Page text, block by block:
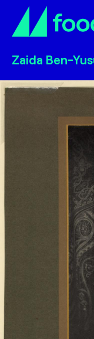
Zaida Ben-Yusuf
Zaida Ben-
Zaida Ben-